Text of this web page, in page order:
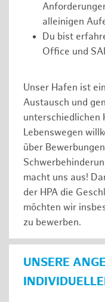
alleinigen
Du bist
Office und
Unser Hafen ist
Austausch und
unterschiedlichen
Lebenswegen
über
macht uns aus!
der HPA die
möchten wir
zu bewerben.
UNSERE